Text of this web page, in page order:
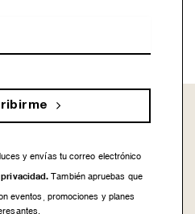
y envías tu correo electrónico
También apruebas que
eventos, promociones y planes